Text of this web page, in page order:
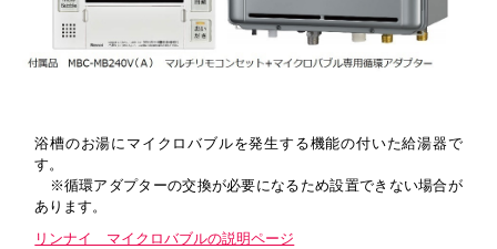
浴槽のお湯にマイクロバブルを発生する機能の付いた給湯器で
す。
※循環アダプターの交換が必要になるため設置できない場合が
あります。
リンナイ マイクロバブルの説明ページ